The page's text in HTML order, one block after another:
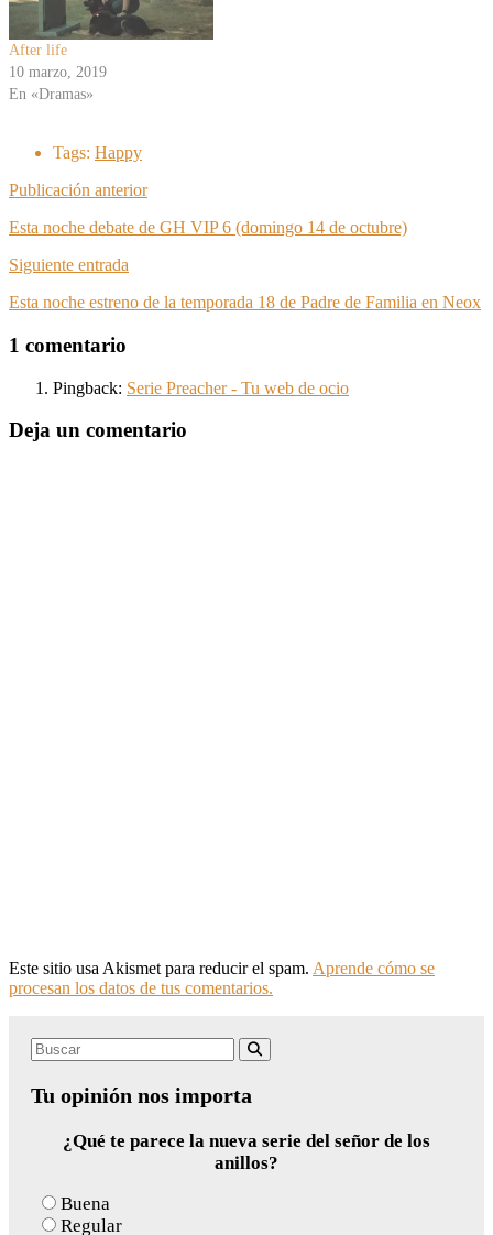
After life
10 marzo, 2019
En «Dramas»
Tags: Happy
Publicación anterior
Esta noche debate de GH VIP 6 (domingo 14 de octubre)
Siguiente entrada
Esta noche estreno de la temporada 18 de Padre de Familia en Neox
1 comentario
Pingback: Serie Preacher - Tu web de ocio
Deja un comentario
Este sitio usa Akismet para reducir el spam. Aprende cómo se
procesan los datos de tus comentarios.
Search
Tu opinión nos importa
¿Qué te parece la nueva serie del señor de los
anillos?
Buena
Regular